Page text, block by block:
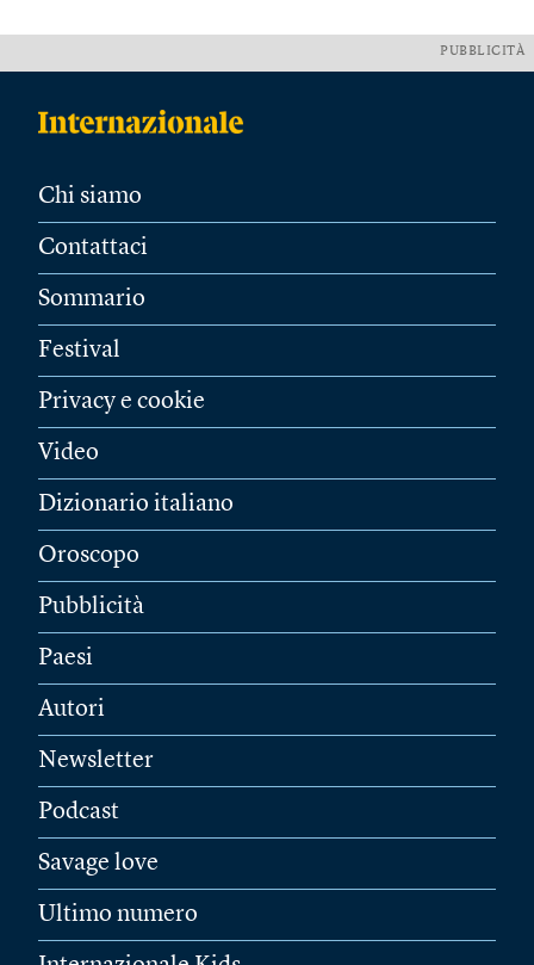
PUBBLICITÀ
Chi siamo
Contattaci
Sommario
Festival
Privacy e cookie
Video
Dizionario italiano
Oroscopo
Pubblicità
Paesi
Autori
Newsletter
Podcast
Savage love
Ultimo numero